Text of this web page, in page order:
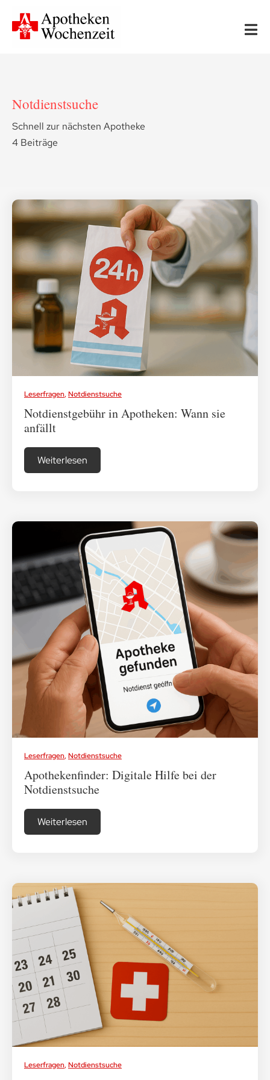
content
Gesundheit & Medizin
Leserfragen
Medikamenten-Tipps
Ratgeber & Lebenshilfe
Notdienstsuche
Schnell zur nächsten Apotheke
4 Beiträge
Leserfragen,Notdienstsuche
Notdienstgebühr in Apotheken: Wann sie
anfällt
Weiterlesen
Leserfragen,Notdienstsuche
Apothekenfinder: Digitale Hilfe bei der
Notdienstsuche
Weiterlesen
Leserfragen,Notdienstsuche